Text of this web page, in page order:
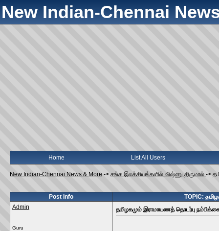
New Indian-Chennai
Home List All Users
New Indian-Chennai News & More -> சங்க இலக்கியங்களில் விஷ்ணு திருமால் ->
Post Info
TOPIC:
Admin
Guru
தமிழகமும் இராமாயணத் தொடர்பு